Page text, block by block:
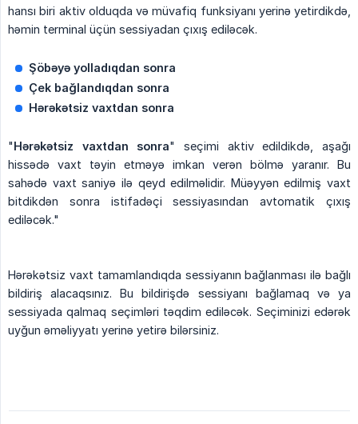
hansı biri aktiv olduqda və müvafiq funksiyanı yerinə yetirdikdə,
həmin terminal üçün sessiyadan çıxış ediləcək.
Şöbəyə yolladıqdan sonra
Çek bağlandıqdan sonra
Hərəkətsiz vaxtdan sonra
"Hərəkətsiz vaxtdan sonra" seçimi aktiv edildikdə, aşağı
hissədə vaxt təyin etməyə imkan verən bölmə yaranır. Bu
sahədə vaxt saniyə ilə qeyd edilməlidir. Müəyyən edilmiş vaxt
bitdikdən sonra istifadəçi sessiyasından avtomatik çıxış
ediləcək."
Hərəkətsiz vaxt tamamlandıqda sessiyanın bağlanması ilə bağlı
bildiriş alacaqsınız. Bu bildirişdə sessiyanı bağlamaq və ya
sessiyada qalmaq seçimləri təqdim ediləcək. Seçiminizi edərək
uyğun əməliyyatı yerinə yetirə bilərsiniz.